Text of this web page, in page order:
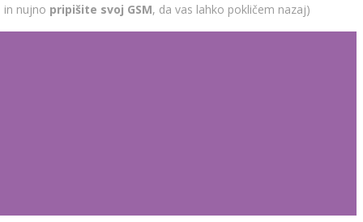
nujno pripišite svoj GSM, da vas lahko pokličem nazaj)